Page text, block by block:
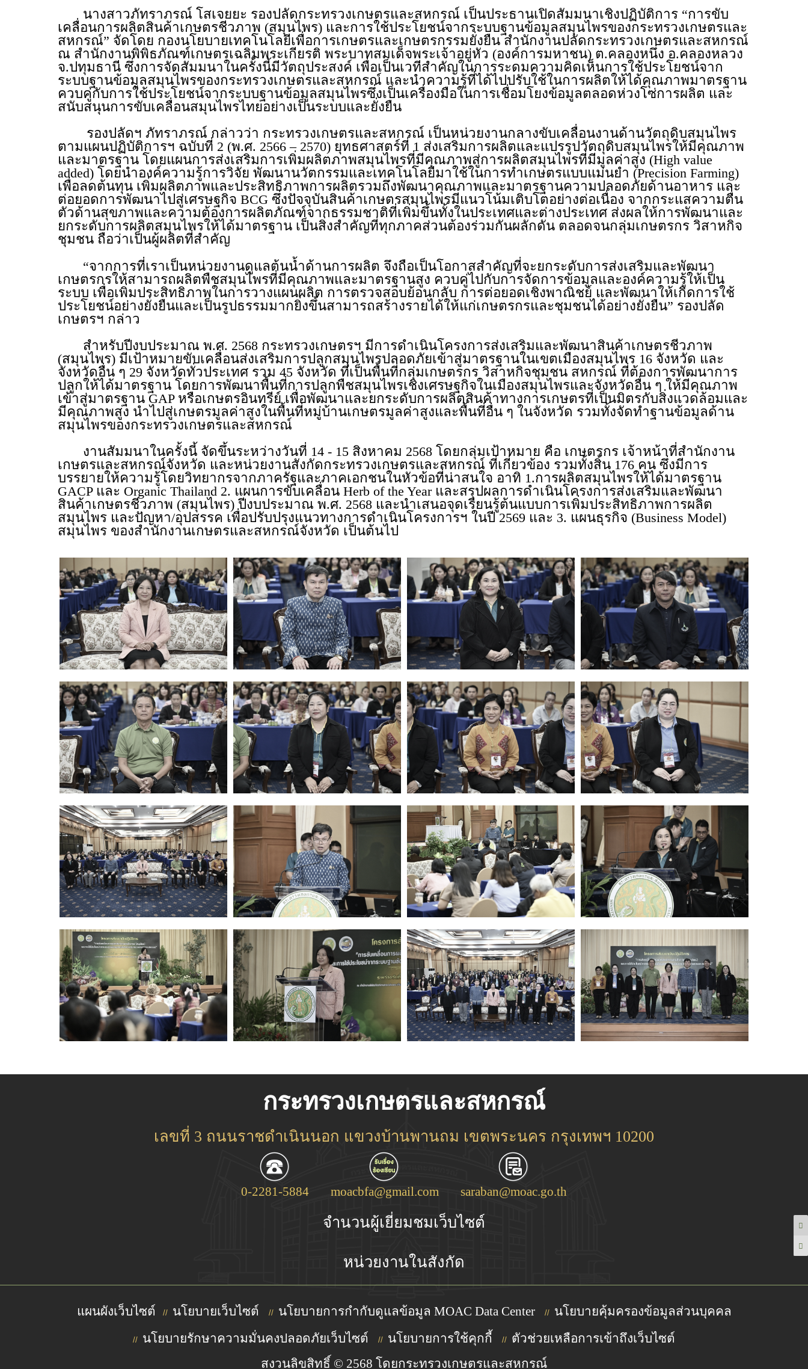
นางสาวภัทราภรณ์ โสเจยยะ รองปลัดกระทรวงเกษตรและสหกรณ์ เป็นประธานเปิดสัมมนาเชิงปฏิบัติการ “การขับ
เคลื่อนการผลิตสินค้าเกษตรชีวภาพ (สมุนไพร) และการใช้ประโยชน์จากระบบฐานข้อมูลสมุนไพรของกระทรวงเกษตรและ
สหกรณ์” จัดโดย กองนโยบายเทคโนโลยีเพื่อการเกษตรและเกษตรกรรมยั่งยืน สำนักงานปลัดกระทรวงเกษตรและสหกรณ์
ณ สำนักงานพิพิธภัณฑ์เกษตรเฉลิมพระเกียรติ พระบาทสมเด็จพระเจ้าอยู่หัว (องค์การมหาชน) ต.คลองหนึ่ง อ.คลองหลวง
จ.ปทุมธานี ซึ่งการจัดสัมมนาในครั้งนี้มีวัตถุประสงค์ เพื่อเป็นเวทีสำคัญในการระดมความคิดเห็นการใช้ประโยชน์จาก
ระบบฐานข้อมูลสมุนไพรของกระทรวงเกษตรและสหกรณ์ และนำความรู้ที่ได้ไปปรับใช้ในการผลิตให้ได้คุณภาพมาตรฐาน
ควบคู่กับการใช้ประโยชน์จากระบบฐานข้อมูลสมุนไพรซึ่งเป็นเครื่องมือในการเชื่อมโยงข้อมูลตลอดห่วงโซ่การผลิต และ
สนับสนุนการขับเคลื่อนสมุนไพรไทยอย่างเป็นระบบและยั่งยืน
รองปลัดฯ ภัทราภรณ์ กล่าวว่า กระทรวงเกษตรและสหกรณ์ เป็นหน่วยงานกลางขับเคลื่อนงานด้านวัตถุดิบสมุนไพร
ตามแผนปฏิบัติการฯ ฉบับที่ 2 (พ.ศ. 2566 – 2570) ยุทธศาสตร์ที่ 1 ส่งเสริมการผลิตและแปรรูปวัตถุดิบสมุนไพรให้มีคุณภาพ
และมาตรฐาน โดยแผนการส่งเสริมการเพิ่มผลิตภาพสมุนไพรที่มีคุณภาพสู่การผลิตสมุนไพรที่มีมูลค่าสูง (High value
added) โดยนำองค์ความรู้การวิจัย พัฒนานวัตกรรมและเทคโนโลยีมาใช้ในการทำเกษตรแบบแม่นยำ (Precision Farming)
เพื่อลดต้นทุน เพิ่มผลิตภาพและประสิทธิภาพการผลิตรวมถึงพัฒนาคุณภาพและมาตรฐานความปลอดภัยด้านอาหาร และ
ต่อยอดการพัฒนาไปสู่เศรษฐกิจ BCG ซึ่งปัจจุบันสินค้าเกษตรสมุนไพรมีแนวโน้มเติบโตอย่างต่อเนื่อง จากกระแสความตื่น
ตัวด้านสุขภาพและความต้องการผลิตภัณฑ์จากธรรมชาติที่เพิ่มขึ้นทั้งในประเทศและต่างประเทศ ส่งผลให้การพัฒนาและ
ยกระดับการผลิตสมุนไพรให้ได้มาตรฐาน เป็นสิ่งสำคัญที่ทุกภาคส่วนต้องร่วมกันผลักดัน ตลอดจนกลุ่มเกษตรกร วิสาหกิจ
ชุมชน ถือว่าเป็นผู้ผลิตที่สำคัญ
“จากการที่เราเป็นหน่วยงานดูแลต้นน้ำด้านการผลิต จึงถือเป็นโอกาสสำคัญที่จะยกระดับการส่งเสริมและพัฒนา
เกษตรกรให้สามารถผลิตพืชสมุนไพรที่มีคุณภาพและมาตรฐานสูง ควบคู่ไปกับการจัดการข้อมูลและองค์ความรู้ให้เป็น
ระบบ เพื่อเพิ่มประสิทธิภาพในการวางแผนผลิต การตรวจสอบย้อนกลับ การต่อยอดเชิงพาณิชย์ และพัฒนาให้เกิดการใช้
ประโยชน์อย่างยั่งยืนและเป็นรูปธรรมมากยิ่งขึ้นสามารถสร้างรายได้ให้แก่เกษตรกรและชุมชนได้อย่างยั่งยืน” รองปลัด
เกษตรฯ กล่าว
สำหรับปีงบประมาณ พ.ศ. 2568 กระทรวงเกษตรฯ มีการดำเนินโครงการส่งเสริมและพัฒนาสินค้าเกษตรชีวภาพ
(สมุนไพร) มีเป้าหมายขับเคลื่อนส่งเสริมการปลูกสมุนไพรปลอดภัยเข้าสู่มาตรฐานในเขตเมืองสมุนไพร 16 จังหวัด และ
จังหวัดอื่น ๆ 29 จังหวัดทั่วประเทศ รวม 45 จังหวัด ที่เป็นพื้นที่กลุ่มเกษตรกร วิสาหกิจชุมชน สหกรณ์ ที่ต้องการพัฒนาการ
ปลูกให้ได้มาตรฐาน โดยการพัฒนาพื้นที่การปลูกพืชสมุนไพรเชิงเศรษฐกิจในเมืองสมุนไพรและจังหวัดอื่น ๆ ให้มีคุณภาพ
เข้าสู่มาตรฐาน GAP หรือเกษตรอินทรีย์ เพื่อพัฒนาและยกระดับการผลิตสินค้าทางการเกษตรที่เป็นมิตรกับสิ่งแวดล้อมและ
มีคุณภาพสูง นำไปสู่เกษตรมูลค่าสูงในพื้นที่หมู่บ้านเกษตรมูลค่าสูงและพื้นที่อื่น ๆ ในจังหวัด รวมทั้งจัดทำฐานข้อมูลด้าน
สมุนไพรของกระทรวงเกษตรและสหกรณ์
งานสัมมนาในครั้งนี้ จัดขึ้นระหว่างวันที่ 14 - 15 สิงหาคม 2568 โดยกลุ่มเป้าหมาย คือ เกษตรกร เจ้าหน้าที่สำนักงาน
เกษตรและสหกรณ์จังหวัด และหน่วยงานสังกัดกระทรวงเกษตรและสหกรณ์ ที่เกี่ยวข้อง รวมทั้งสิ้น 176 คน ซึ่งมีการ
บรรยายให้ความรู้โดยวิทยากรจากภาครัฐและภาคเอกชนในหัวข้อที่น่าสนใจ อาทิ 1.การผลิตสมุนไพรให้ได้มาตรฐาน
GACP และ Organic Thailand 2. แผนการขับเคลื่อน Herb of the Year และสรุปผลการดำเนินโครงการส่งเสริมและพัฒนา
สินค้าเกษตรชีวภาพ (สมุนไพร) ปีงบประมาณ พ.ศ. 2568 และนำเสนอจุดเรียนรู้ต้นแบบการเพิ่มประสิทธิภาพการผลิต
สมุนไพร และปัญหา/อุปสรรค เพื่อปรับปรุงแนวทางการดำเนินโครงการฯ ในปี 2569 และ 3. แผนธุรกิจ (Business Model)
สมุนไพร ของสำนักงานเกษตรและสหกรณ์จังหวัด เป็นต้นไป
กระทรวงเกษตรและสหกรณ์
เลขที่ 3 ถนนราชดำเนินนอก แขวงบ้านพานถม เขตพระนคร กรุงเทพฯ 10200
0-2281-5884 moacbfa@gmail.com saraban@moac.go.th
จำนวนผู้เยี่ยมชมเว็บไซต์
หน่วยงานในสังกัด
แผนผังเว็บไซต์ // นโยบายเว็บไซต์ // นโยบายการกำกับดูแลข้อมูล MOAC Data Center // นโยบายคุ้มครองข้อมูลส่วนบุคคล
// นโยบายรักษาความมั่นคงปลอดภัยเว็บไซต์ // นโยบายการใช้คุกกี้ // ตัวช่วยเหลือการเข้าถึงเว็บไซต์
สงวนลิขสิทธิ์ © 2568 โดยกระทรวงเกษตรและสหกรณ์